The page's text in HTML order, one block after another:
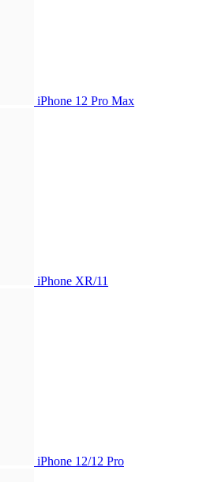
iPhone 12 Pro Max
iPhone XR/11
iPhone 12/12 Pro